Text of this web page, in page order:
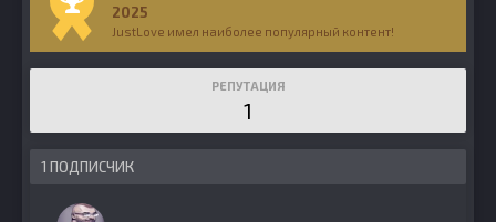
2025
JustLove имел наиболее популярный контент!
РЕПУТАЦИЯ
1
1 ПОДПИСЧИК